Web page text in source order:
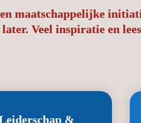
maatschappelijke
Veel inspiratie en
&